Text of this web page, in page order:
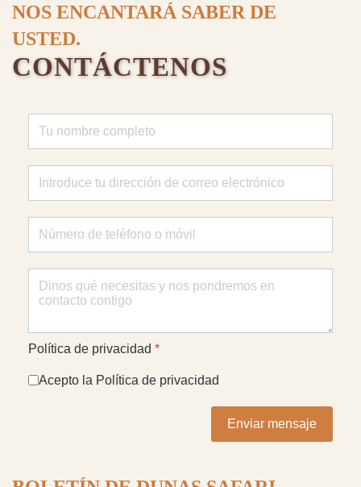
NOS ENCANTARÁ SABER DE
USTED.
CONTÁCTENOS
Política de privacidad *
Acepto la Política de privacidad
Enviar mensaje